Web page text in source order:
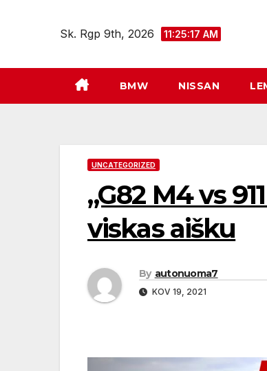
Sk. Rgp 9th, 2026 11:25:18 AM
BMW NISSAN
UNCATEGORIZED
„G82 M4 vs
viskas aišku
By autonuoma7
KOV 19, 2021